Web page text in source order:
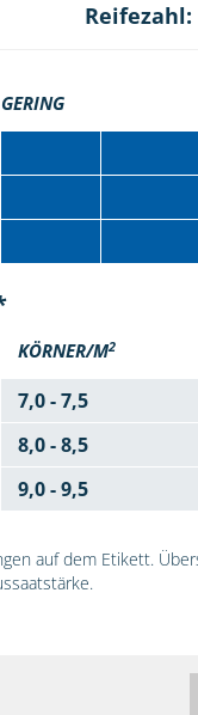
Reifezahl:
GERING
KÖRNER/M2
7,0 - 7,5
8,0 - 8,5
9,0 - 9,5
auf dem Etikett.